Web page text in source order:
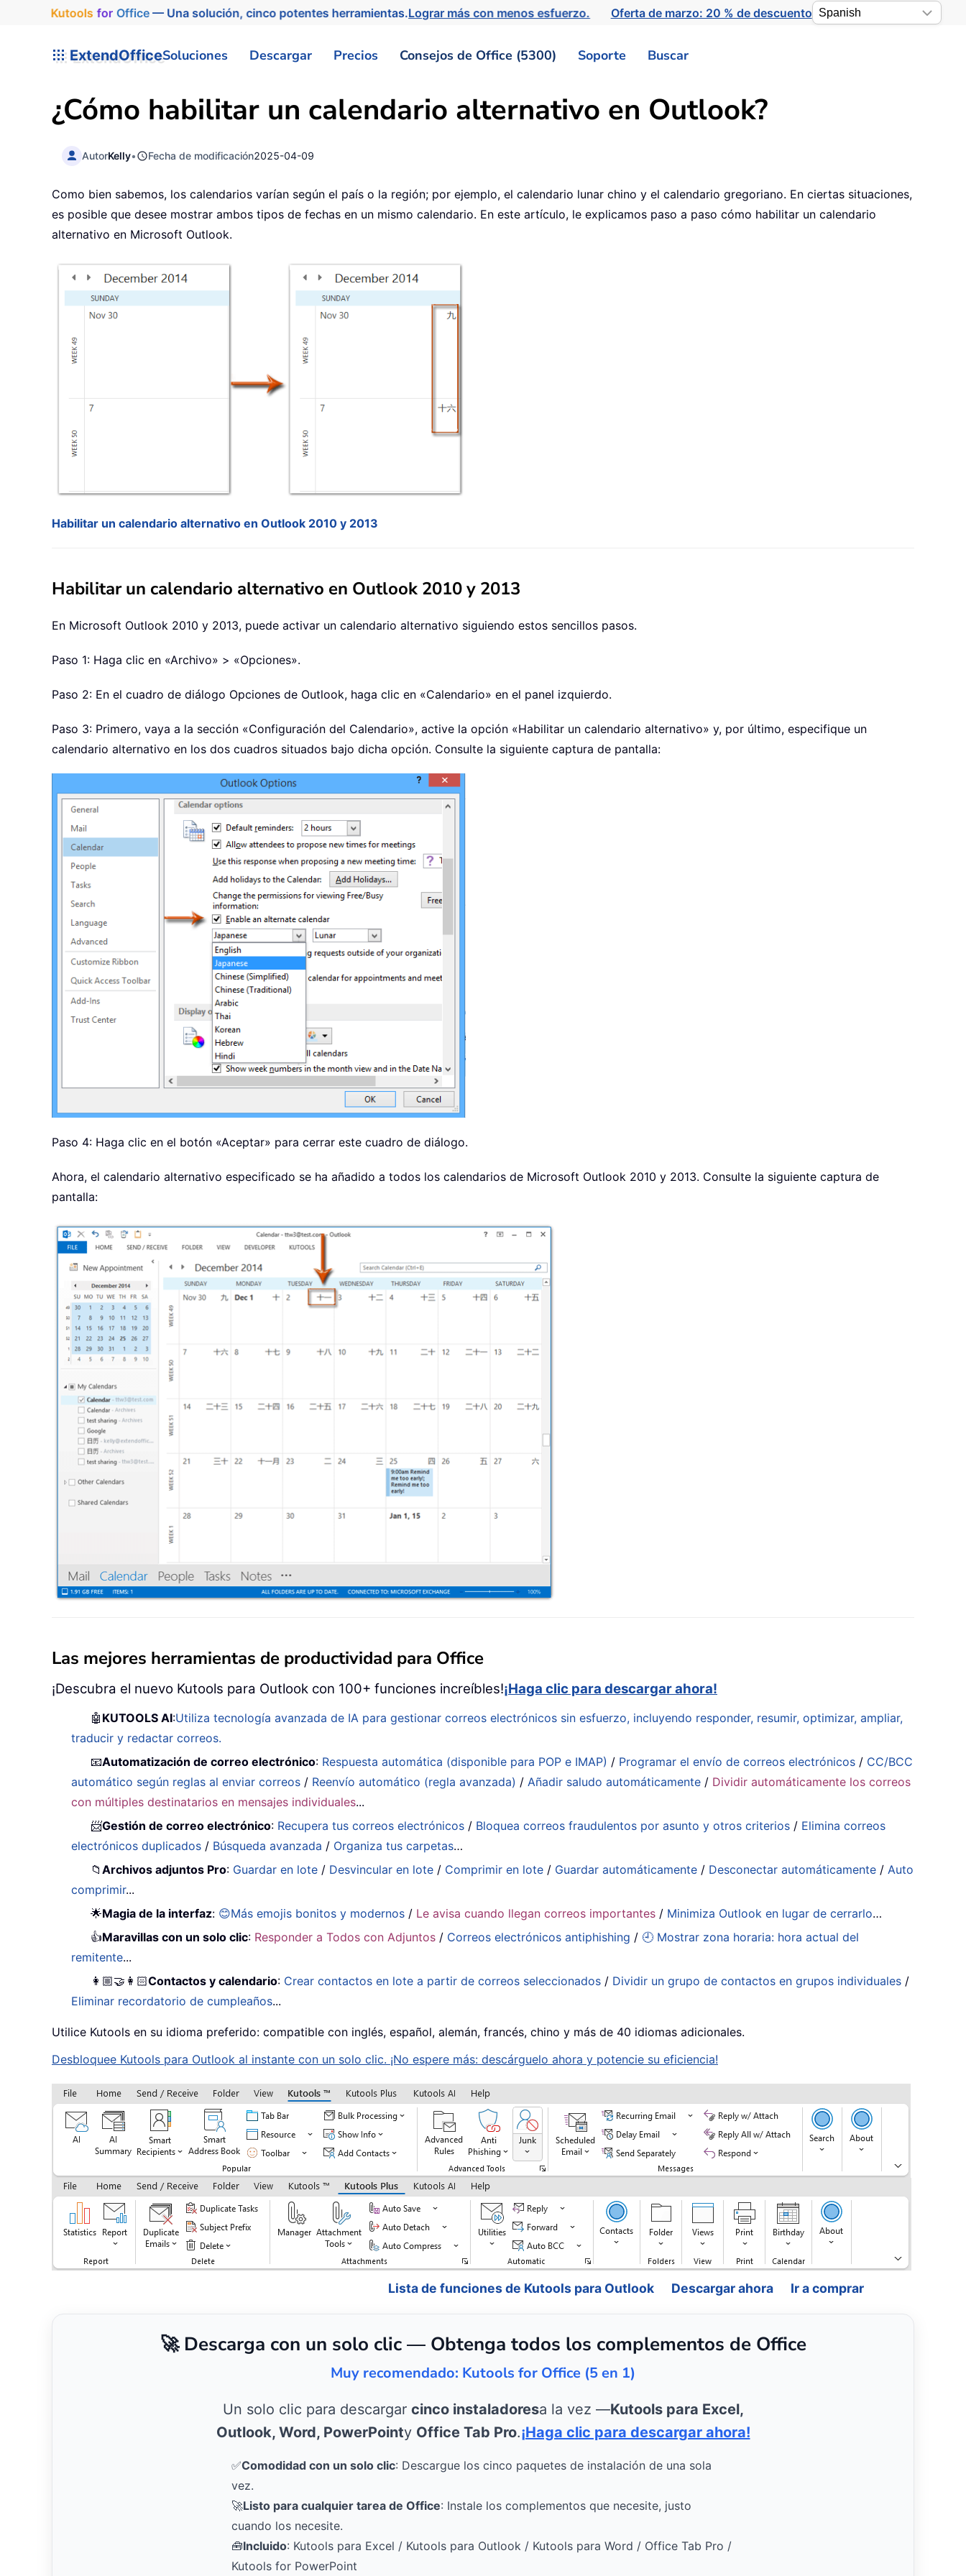
Kutools for Office— Una solución, cinco potentes herramientas.Lograr más con menos esfuerzo. Oferta de marzo: 20 % de descuento
ExtendOfficeSoluciones Descargar Precios Consejos de Office (5300) Soporte Buscar
¿Cómo habilitar un calendario alternativo en Outlook?
AutorKelly• Fecha de modificación2025-04-09
Como bien sabemos, los calendarios varían según el país o la región; por ejemplo, el calendario lunar chino y el calendario gregoriano. En ciertas situaciones,
es posible que desee mostrar ambos tipos de fechas en un mismo calendario. En este artículo, le explicamos paso a paso cómo habilitar un calendario
alternativo en Microsoft Outlook.
Habilitar un calendario alternativo en Outlook 2010 y 2013
Habilitar un calendario alternativo en Outlook 2010 y 2013
En Microsoft Outlook 2010 y 2013, puede activar un calendario alternativo siguiendo estos sencillos pasos.
Paso 1: Haga clic en «Archivo» > «Opciones».
Paso 2: En el cuadro de diálogo Opciones de Outlook, haga clic en «Calendario» en el panel izquierdo.
Paso 3: Primero, vaya a la sección «Configuración del Calendario», active la opción «Habilitar un calendario alternativo» y, por último, especifique un
calendario alternativo en los dos cuadros situados bajo dicha opción. Consulte la siguiente captura de pantalla:
Paso 4: Haga clic en el botón «Aceptar» para cerrar este cuadro de diálogo.
Ahora, el calendario alternativo especificado se ha añadido a todos los calendarios de Microsoft Outlook 2010 y 2013. Consulte la siguiente captura de
pantalla:
Las mejores herramientas de productividad para Office
¡Descubra el nuevo Kutools para Outlook con 100+ funciones increíbles!¡Haga clic para descargar ahora!
🤖 KUTOOLS AI:Utiliza tecnología avanzada de IA para gestionar correos electrónicos sin esfuerzo, incluyendo responder, resumir, optimizar, ampliar,
traducir y redactar correos.
📧Automatización de correo electrónico: Respuesta automática (disponible para POP e IMAP) / Programar el envío de correos electrónicos / CC/BCC
automático según reglas al enviar correos / Reenvío automático (regla avanzada) / Añadir saludo automáticamente / Dividir automáticamente los correos
con múltiples destinatarios en mensajes individuales...
📨Gestión de correo electrónico: Recupera tus correos electrónicos / Bloquea correos fraudulentos por asunto y otros criterios / Elimina correos
electrónicos duplicados / Búsqueda avanzada / Organiza tus carpetas…
📁Archivos adjuntos Pro: Guardar en lote / Desvincular en lote / Comprimir en lote / Guardar automáticamente / Desconectar automáticamente / Auto
comprimir...
🌟Magia de la interfaz: 😊Más emojis bonitos y modernos / Le avisa cuando llegan correos importantes / Minimiza Outlook en lugar de cerrarlo…
👍Maravillas con un solo clic: Responder a Todos con Adjuntos / Correos electrónicos antiphishing / 🕘 Mostrar zona horaria: hora actual del
remitente...
👩🏼‍🤝‍👩🏻Contactos y calendario: Crear contactos en lote a partir de correos seleccionados / Dividir un grupo de contactos en grupos individuales /
Eliminar recordatorio de cumpleaños...
Utilice Kutools en su idioma preferido: compatible con inglés, español, alemán, francés, chino y más de 40 idiomas adicionales.
Desbloquee Kutools para Outlook al instante con un solo clic. ¡No espere más: descárguelo ahora y potencie su eficiencia!
Lista de funciones de Kutools para Outlook Descargar ahora Ir a comprar
🚀 Descarga con un solo clic — Obtenga todos los complementos de Office
Muy recomendado: Kutools for Office (5 en 1)
Un solo clic para descargar cinco instaladoresa la vez —Kutools para Excel,
Outlook, Word, PowerPointy Office Tab Pro.¡Haga clic para descargar ahora!
✅Comodidad con un solo clic: Descargue los cinco paquetes de instalación de una sola
vez.
🚀Listo para cualquier tarea de Office: Instale los complementos que necesite, justo
cuando los necesite.
🧰Incluido: Kutools para Excel / Kutools para Outlook / Kutools para Word / Office Tab Pro /
Kutools for PowerPoint